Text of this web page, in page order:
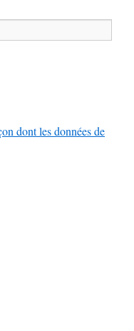
dont les données de